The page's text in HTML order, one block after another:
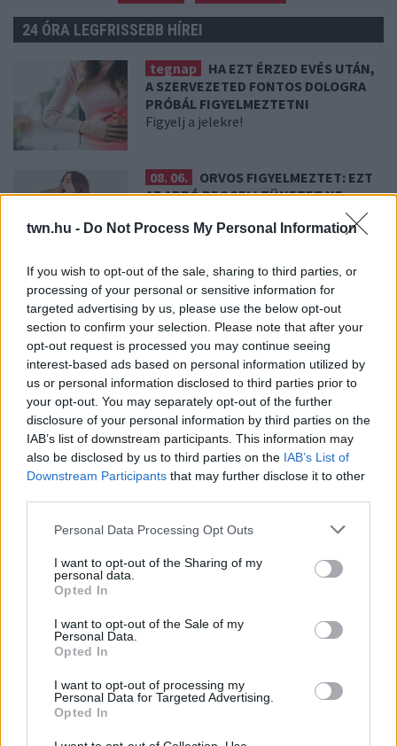
twn.hu - Do Not Process My Personal Information
If you wish to opt-out of the sale, sharing to third parties, or
processing of your personal or sensitive information for
targeted advertising by us, please use the below opt-out
section to confirm your selection. Please note that after your
opt-out request is processed you may continue seeing
interest-based ads based on personal information utilized by
us or personal information disclosed to third parties prior to
your opt-out. You may separately opt-out of the further
disclosure of your personal information by third parties on the
IAB’s list of downstream participants. This information may
also be disclosed by us to third parties on the IAB’s List of
Downstream Participants that may further disclose it to other
Please note that this website/app uses one or more Google
not limited to your visit or usage behaviour. You may click to
grant or deny consent to Google and its third-party tags to
use your data for below specified purposes in below Google
consent section.
Personal Data Processing Opt Outs
I want to opt-out of the Sharing of my
personal data.
Opted In
I want to opt-out of the Sale of my
Personal Data.
Opted In
I want to opt-out of processing my
Personal Data for Targeted Advertising.
Opted In
24 ÓRA LEGFRISSEBB HÍREI
tegnap
HA EZT ÉRZED EVÉS UTÁN,
A SZERVEZETED FONTOS DOLOGRA
PRÓBÁL FIGYELMEZTETNI
Figyelj a jelekre!
08. 06.
ORVOS FIGYELMEZTET: EZT
AZ APRÓ REGGELI TÜNETET NE
Fontos!
08. 05.
EZÉRT PÁRÁSODIK BE
ÁLLANDÓAN AZ ABLAK – EGYSZERŰBB
A MEGOLDÁS, MINT GONDOLNÁD
Villámgyors megoldás
NEM ECETTEL ÉS NEM
SZÓDABIKARBÓNÁVAL: EZZEL LESZ
ÚJRA CSILLOGÓ A VÍZKÖVES CSAP
A legjobb trükk
08. 03.
HA MINDIG EZT A MONDATOT HASZNÁLOD, AZ
RENDKÍVÜL MAGAS ÉRZELMI INTELLIGENCIÁRA UTALHAT
08. 02.
SOKAN ROSSZUL TÁROLJÁK A GYÓGYSZEREIKET –
EMIATT CSÖKKENHET A HATÁSUK
08. 01.
EGYRE TÖBB FIATALNÁL JELENTKEZIK EZ A
Erre figyelj!
07. 31.
NEM A CITROMSAV, AZ ECET VAGY A